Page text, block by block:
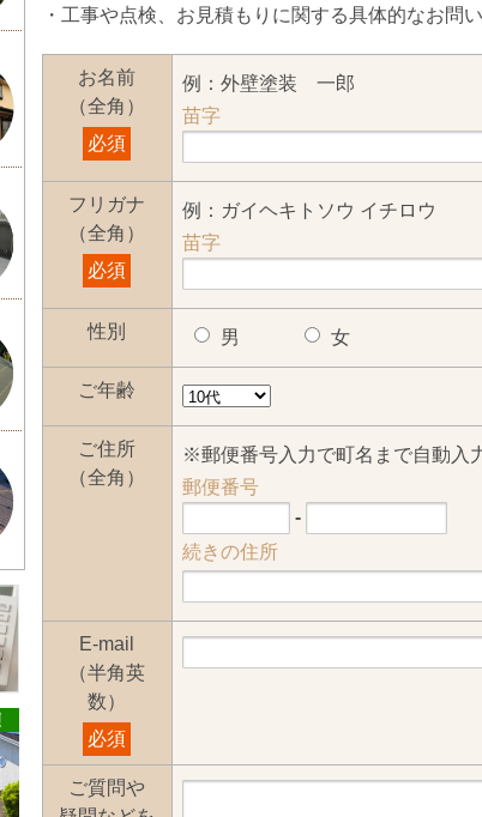
・工事や点検、お見積もりに関する具体的なお問
お名前
（全角）
必須
例：外壁塗装 一郎
苗字
フリガナ
（全角）
必須
例：ガイヘキトソウ イチロウ
苗字
性別 男 女
ご年齢
ご住所
（全角）
※郵便番号入力で町名まで自動入
郵便番号
-
続きの住所
E-mail
（半角英
数）
必須
ご質問や